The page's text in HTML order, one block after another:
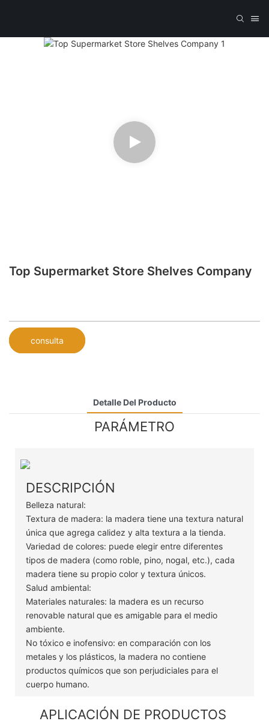
Top Supermarket Store Shelves Company
consulta
Detalle Del Producto
PARÁMETRO
DESCRIPCIÓN
Belleza natural:
Textura de madera: la madera tiene una textura natural
única que agrega calidez y alta textura a la tienda.
Variedad de colores: puede elegir entre diferentes
tipos de madera (como roble, pino, nogal, etc.), cada
madera tiene su propio color y textura únicos.
Salud ambiental:
Materiales naturales: la madera es un recurso
renovable natural que es amigable para el medio
ambiente.
No tóxico e inofensivo: en comparación con los
metales y los plásticos, la madera no contiene
productos químicos que son perjudiciales para el
cuerpo humano.
APLICACIÓN DE PRODUCTOS